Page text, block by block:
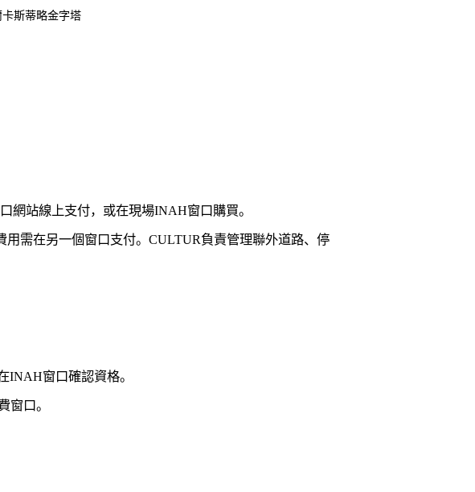
斯蒂略金字塔
網站線上支付，或在現場INAH窗口購買。
需在另一個窗口支付。CULTUR負責管理聯外道路、停
INAH窗口確認資格。
窗口。